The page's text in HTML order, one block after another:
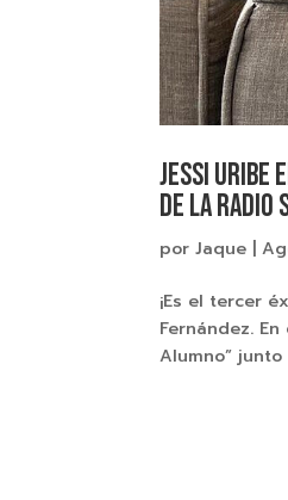
Jessi Uribe
de la
porJaque |
¡Es el tercer
Fernández.
Alumno” junto